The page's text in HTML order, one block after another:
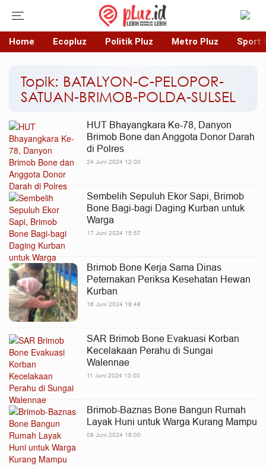
Home Ecopluz Politik Pluz Metro Pluz Sport
Topik: BATALYON-C-PELOPOR-
SATUAN-BRIMOB-POLDA-SULSEL
HUT Bhayangkara Ke-78, Danyon
Brimob Bone dan Anggota Donor Darah
di Polres
24 Juni 2024 12:00
Sembelih Sepuluh Ekor Sapi, Brimob
Bone Bagi-bagi Daging Kurban untuk
Warga
17 Juni 2024 15:57
Brimob Bone Kerja Sama Dinas
Peternakan Periksa Kesehatan Hewan
Kurban
16 Juni 2024 18:48
SAR Brimob Bone Evakuasi Korban
Kecelakaan Perahu di Sungai
Walennae
11 Juni 2024 13:00
Brimob-Baznas Bone Bangun Rumah
Layak Huni untuk Warga Kurang Mampu
08 Juni 2024 18:00